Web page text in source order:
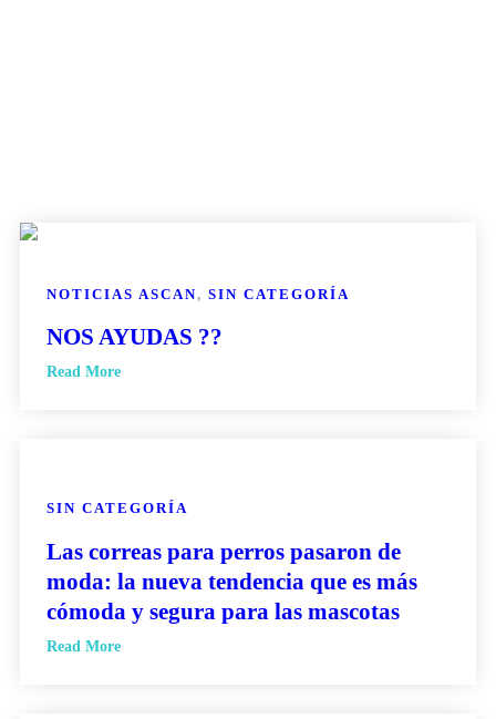
NOTICIAS ASCAN, SIN CATEGORÍA
NOS AYUDAS ??
Read More
SIN CATEGORÍA
Las correas para perros pasaron de
moda: la nueva tendencia que es más
cómoda y segura para las mascotas
Read More